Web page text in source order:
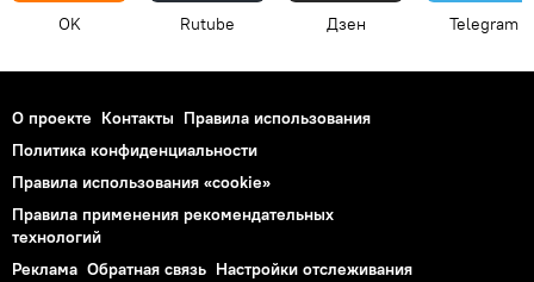
OK Rutube Дзен Telegram
О проекте Контакты Правила использования
Политика конфиденциальности
Правила использования «cookie»
Правила применения рекомендательных
технологий
Реклама Обратная связь Настройки отслеживания